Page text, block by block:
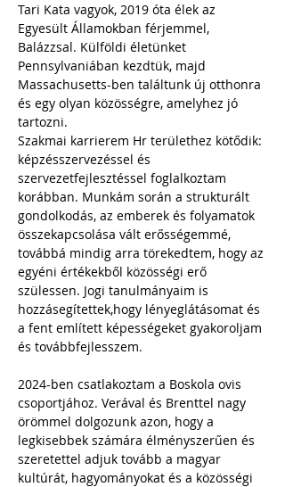
Tari Kata vagyok, 2019 óta élek az
Egyesült Államokban férjemmel,
Balázzsal. Külföldi életünket
Pennsylvaniában kezdtük, majd
Massachusetts-ben találtunk új otthonra
és egy olyan közösségre, amelyhez jó
tartozni.
Szakmai karrierem Hr területhez kötődik:
képzésszervezéssel és
szervezetfejlesztéssel foglalkoztam
korábban. Munkám során a strukturált
gondolkodás, az emberek és folyamatok
összekapcsolása vált erősségemmé,
továbbá mindig arra törekedtem, hogy az
egyéni értékekből közösségi erő
szülessen. Jogi tanulmányaim is
hozzásegítettek,hogy lényeglátásomat és
a fent említett képességeket gyakoroljam
és továbbfejlesszem.
2024-ben csatlakoztam a Boskola ovis
csoportjához. Verával és Brenttel nagy
örömmel dolgozunk azon, hogy a
legkisebbek számára élményszerűen és
szeretettel adjuk tovább a magyar
kultúrát, hagyományokat és a közösségi